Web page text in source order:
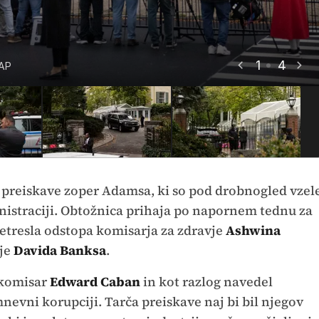
1 4
zoper Adamsa, ki so pod drobnogled
Obtožnica prihaja po napornem tednu za
odstopa komisarja za zdravje Ashwina
Davida Banksa.
Edward Cabanin kot razlog navedel
korupciji. Tarča preiskave naj bi bil njegov